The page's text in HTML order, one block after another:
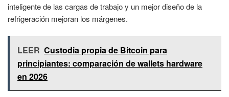
inteligente de las cargas de trabajo y un mejor diseño de la
refrigeración mejoran los márgenes.
LEER Custodia propia de Bitcoin para
principiantes: comparación de wallets hardware
en 2026